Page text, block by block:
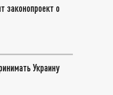
законопроект о
Украину